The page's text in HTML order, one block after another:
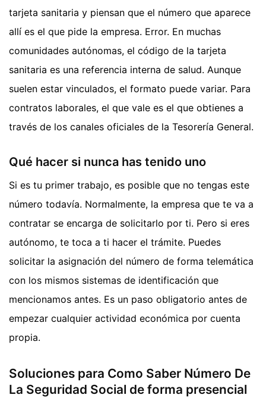
tarjeta sanitaria y piensan que el número que aparece
allí es el que pide la empresa. Error. En muchas
comunidades autónomas, el código de la tarjeta
sanitaria es una referencia interna de salud. Aunque
suelen estar vinculados, el formato puede variar. Para
contratos laborales, el que vale es el que obtienes a
través de los canales oficiales de la Tesorería General.
Qué hacer si nunca has tenido uno
Si es tu primer trabajo, es posible que no tengas este
número todavía. Normalmente, la empresa que te va a
contratar se encarga de solicitarlo por ti. Pero si eres
autónomo, te toca a ti hacer el trámite. Puedes
solicitar la asignación del número de forma telemática
con los mismos sistemas de identificación que
mencionamos antes. Es un paso obligatorio antes de
empezar cualquier actividad económica por cuenta
propia.
Soluciones para Como Saber Número De
La Seguridad Social de forma presencial